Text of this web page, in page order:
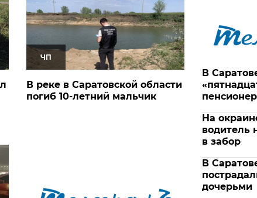
ЧП
В реке в Саратовской области
погиб 10-летний мальчик
В
На
водитель
в забор
В
дочерьми